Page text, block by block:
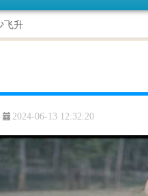
飞升
2024-06-13 12:32:20